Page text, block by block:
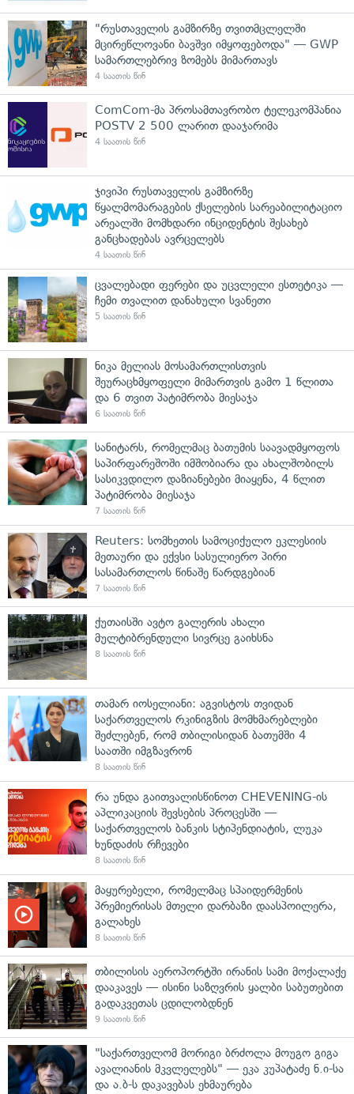
"რუსთაველის გამზირზე თვითმცლელში
მცირეწლოვანი ბავშვი იმყოფებოდა" — GWP
სამართლებრივ ზომებს მიმართავს
4 საათის წინ
ComCom-მა პროსამთავრობო ტელეკომპანია
POSTV 2 500 ლარით დააჯარიმა
4 საათის წინ
ჯივიპი რუსთაველის გამზირზე
წყალმომარაგების ქსელების სარეაბილიტაციო
არეალში მომხდარი ინციდენტის შესახებ
განცხადებას ავრცელებს
4 საათის წინ
ცვალებადი ფერები და უცვლელი ესთეტიკა —
ჩემი თვალით დანახული სვანეთი
5 საათის წინ
ნიკა მელიას მოსამართლისთვის
შეურაცხმყოფელი მიმართვის გამო 1 წლითა
და 6 თვით პატიმრობა მიესაჯა
6 საათის წინ
სანიტარს, რომელმაც ბათუმის საავადმყოფოს
საპირფარეშოში იმშობიარა და ახალშობილს
სასიკვდილო დაზიანებები მიაყენა, 4 წლით
პატიმრობა მიესაჯა
7 საათის წინ
Reuters: სომხეთის სამოციქულო ეკლესიის
მეთაური და ექვსი სასულიერო პირი
სასამართლოს წინაშე წარდგებიან
7 საათის წინ
ქუთაისში ავტო გალერის ახალი
მულტიბრენდული სივრცე გაიხსნა
8 საათის წინ
თამარ იოსელიანი: აგვისტოს თვიდან
საქართველოს რკინიგზის მომხმარებლები
შეძლებენ, რომ თბილისიდან ბათუმში 4
საათში იმგზავრონ
8 საათის წინ
რა უნდა გაითვალისწინოთ CHEVENING-ის
აპლიკაციის შევსების პროცესში —
საქართველოს ბანკის სტიპენდიატის, ლუკა
ხუნდაძის რჩევები
8 საათის წინ
მაყურებელი, რომელმაც სპაიდერმენის
პრემიერისას მთელი დარბაზი დაასპოილერა,
გალახეს
8 საათის წინ
თბილისის აეროპორტში ირანის სამი მოქალაქე
დააკავეს — ისინი საზღვრის ყალბი საბუთებით
გადაკვეთას ცდილობდნენ
9 საათის წინ
"საქართველომ მორიგი ბრძოლა მოუგო გიგა
ავალიანის მკვლელებს" — ეკა კუპატაძე ნ.ი-სა
და ა.ბ-ს დაკავებას ეხმაურება